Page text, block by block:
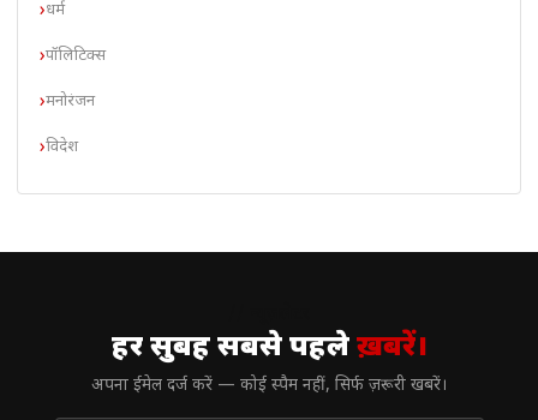
धर्म
पॉलिटिक्स
मनोरंजन
विदेश
हर सुबह सबसे पहलेख़बरें।
अपना ईमेल दर्ज करें — कोई स्पैम नहीं, सिर्फ ज़रूरी खबरें।